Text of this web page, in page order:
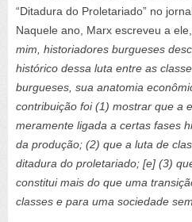
“Ditadura do Proletariado” no
Naquele ano, Marx escreveu a
mim, historiadores burgueses
histórico dessa luta entre as
burgueses, sua anatomia
contribuição foi (1) mostrar que a
meramente ligada a certas fases
da produção; (2) que a luta de
ditadura do proletariado; [e] (3)
constitui mais do que uma
classes e para uma sociedade